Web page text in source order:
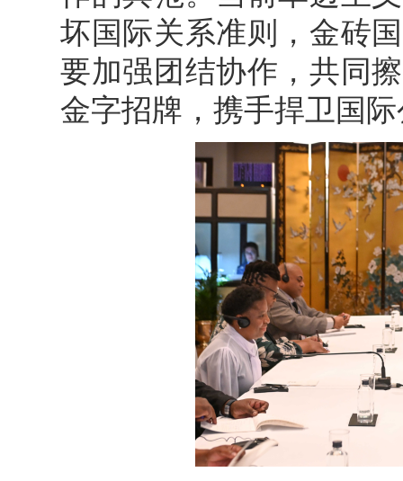
坏国际关系准则，金砖
要加强团结协作，共同
金字招牌，携手捍卫国